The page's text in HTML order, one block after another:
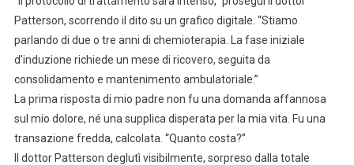
Patterson, scorrendo il dito su un grafico digitale. “Stiamo
parlando di due o tre anni di chemioterapia. La fase iniziale
d’induzione richiede un mese di ricovero, seguita da
consolidamento e mantenimento ambulatoriale.”
La prima risposta di mio padre non fu una domanda affannosa
sul mio dolore, né una supplica disperata per la mia vita. Fu una
transazione fredda, calcolata. “Quanto costa?”
Il dottor Patterson deglutì visibilmente, sorpreso dalla totale